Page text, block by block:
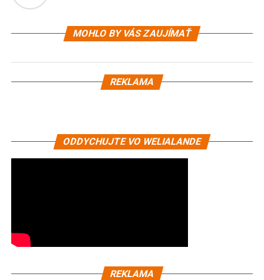
MOHLO BY VÁS ZAUJÍMAŤ
REKLAMA
ODDYCHUJTE VO WELIALANDE
REKLAMA